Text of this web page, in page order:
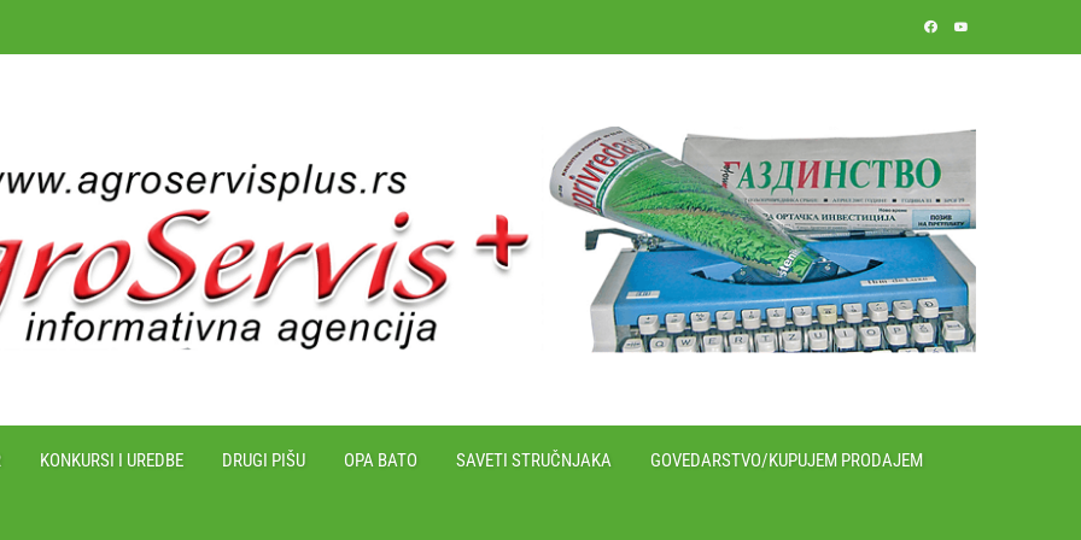
KONKURSI I UREDBE DRUGI PIŠU OPA BATO SAVETI STRUČNJAKA GOVEDARSTVO/KUPUJEM PRODAJEM